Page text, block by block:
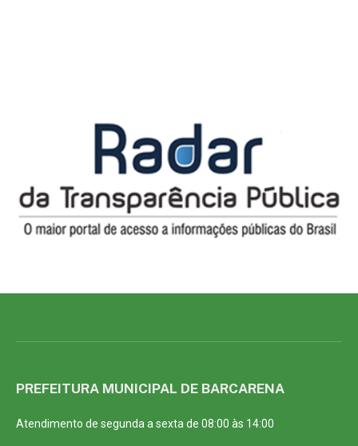
PREFEITURA MUNICIPAL DE BARCARENA
Atendimento de segunda a sexta de 08:00 às 14:00